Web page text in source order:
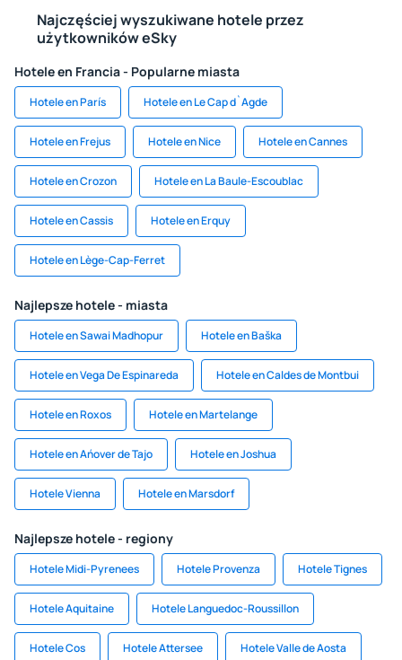
Najczęściej wyszukiwane hotele przez
użytkowników eSky
Hotele en Francia - Popularne miasta
Hotele en París Hotele en Le Cap d`Agde
Hotele en Frejus Hotele en Nice Hotele en Cannes
Hotele en Crozon Hotele en La Baule-Escoublac
Hotele en Cassis Hotele en Erquy
Hotele en Lège-Cap-Ferret
Najlepsze hotele - miasta
Hotele en Sawai Madhopur Hotele en Baška
Hotele en Vega De Espinareda Hotele en Caldes de Montbui
Hotele en Roxos Hotele en Martelange
Hotele en Ańover de Tajo Hotele en Joshua
Hotele Vienna Hotele en Marsdorf
Najlepsze hotele - regiony
Hotele Midi-Pyrenees Hotele Provenza Hotele Tignes
Hotele Aquitaine Hotele Languedoc-Roussillon
Hotele Cos Hotele Attersee Hotele Valle de Aosta